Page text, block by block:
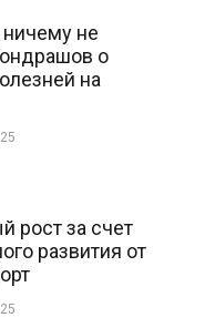
не
о
на
рост за счет
развития от